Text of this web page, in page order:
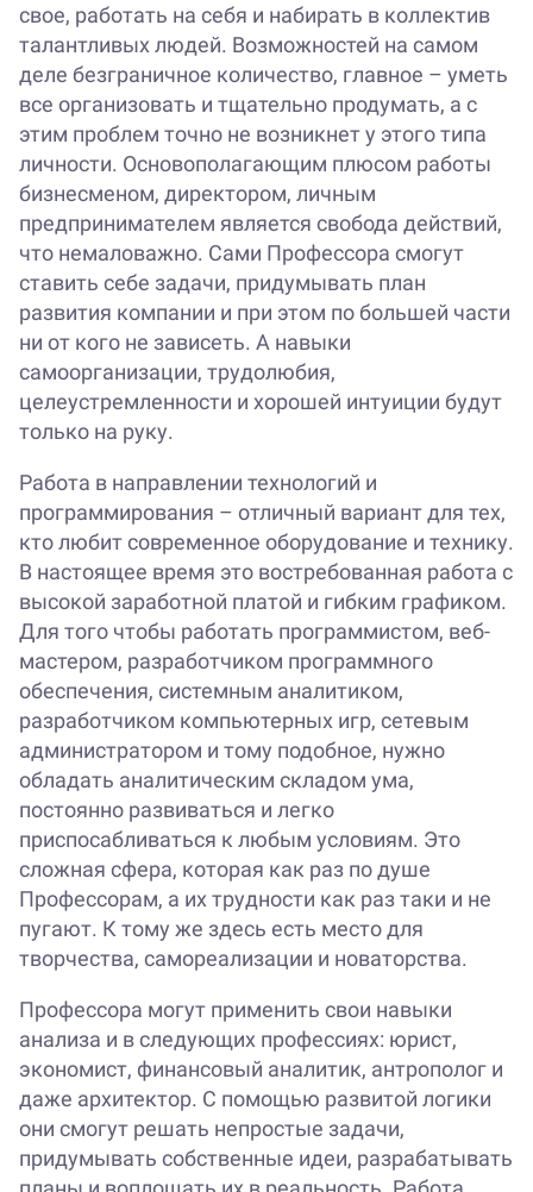
свое, работать на себя и набирать в коллектив
талантливых людей. Возможностей на самом
деле безграничное количество, главное – уметь
все организовать и тщательно продумать, а с
этим проблем точно не возникнет у этого типа
личности. Основополагающим плюсом работы
бизнесменом, директором, личным
предпринимателем является свобода действий,
что немаловажно. Сами Профессора смогут
ставить себе задачи, придумывать план
развития компании и при этом по большей части
ни от кого не зависеть. А навыки
самоорганизации, трудолюбия,
целеустремленности и хорошей интуиции будут
только на руку.
Работа в направлении технологий и
программирования – отличный вариант для тех,
кто любит современное оборудование и технику.
В настоящее время это востребованная работа с
высокой заработной платой и гибким графиком.
Для того чтобы работать программистом, веб-
мастером, разработчиком программного
обеспечения, системным аналитиком,
разработчиком компьютерных игр, сетевым
администратором и тому подобное, нужно
обладать аналитическим складом ума,
постоянно развиваться и легко
приспосабливаться к любым условиям. Это
сложная сфера, которая как раз по душе
Профессорам, а их трудности как раз таки и не
пугают. К тому же здесь есть место для
творчества, самореализации и новаторства.
Профессора могут применить свои навыки
анализа и в следующих профессиях: юрист,
экономист, финансовый аналитик, антрополог и
даже архитектор. С помощью развитой логики
они смогут решать непростые задачи,
придумывать собственные идеи, разрабатывать